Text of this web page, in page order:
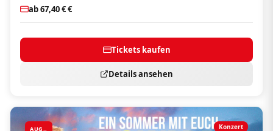
ab 67,40 € €
Tickets kaufen
Details ansehen
AUG.. Konzert